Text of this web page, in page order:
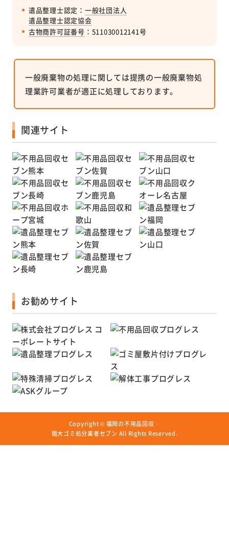
遺品整理士認定： 一般社団法人
遺品整理士認定協会
古物商許可証番号 ：511030012141号
一般廃棄物の処理に関しては提携の一般廃棄物処
理業許可業者が適正に処理しております。
関連サイト
お勧めサイト
Copyright © 福岡の不用品回収・
粗大ゴミ処分業者セブン All Rights Reserved.